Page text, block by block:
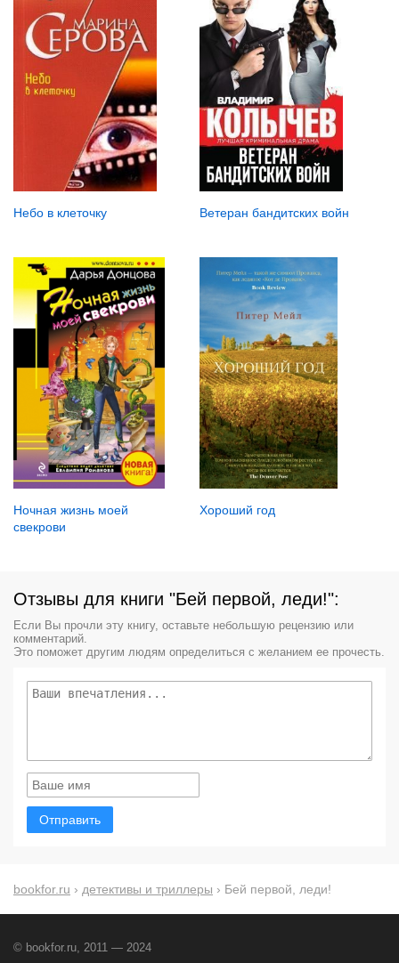
Небо в клеточку Ветеран бандитских войн
Ночная жизнь моей
свекрови
Хороший год
Отзывы для книги "Бей первой, леди!":
Если Вы прочли эту книгу, оставьте небольшую рецензию или
комментарий.
Это поможет другим людям определиться с желанием ее прочесть.
Отправить
bookfor.ru › детективы и триллеры › Бей первой, леди!
© bookfor.ru, 2011 — 2024